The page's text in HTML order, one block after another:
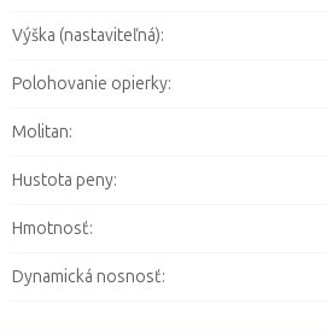
Výška (nastaviteľná):
Polohovanie opierky:
Molitan:
Hustota peny:
Hmotnosť:
Dynamická nosnosť: